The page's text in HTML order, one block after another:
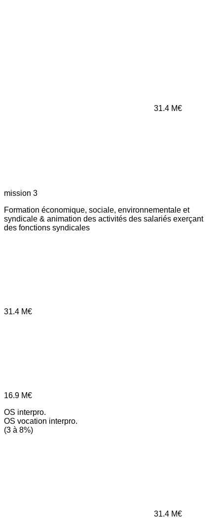
31.4 M€
mission 3
Formation économique, sociale, environnementale et
syndicale & animation des activités des salariés exerçant
des fonctions syndicales
31.4 M€
16.9 M€
OS interpro.
OS vocation interpro.
(3 à 8%)
31.4 M€